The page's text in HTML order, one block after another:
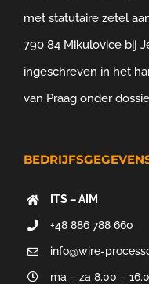
met statutaire zetel
790 84 Mikulovice bij
ingeschreven in het
van Praag onder
ITS – AIM
+48 886 788 660
info@wire-
ma – za 8.00 –